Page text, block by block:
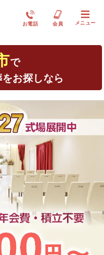
お電話 会員 メニュー
で
お探しなら